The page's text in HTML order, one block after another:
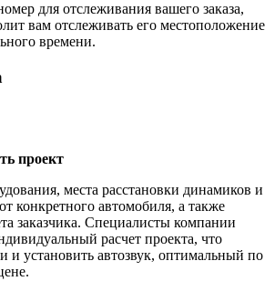
для отслеживания вашего заказа,
вам отслеживать его местоположение
времени.
проект
места расстановки динамиков и
от конкретного автомобиля, а также
заказчика. Специалисты компании
расчет проекта, что
и установить автозвук, оптимальный по